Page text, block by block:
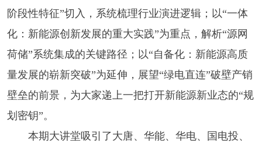
阶段性特征”切入，系统梳理行业演进逻辑；以“一体
化：新能源创新发展的重大实践”为重点，解析“源网
荷储”系统集成的关键路径；以“自备化：新能源高质
量发展的崭新突破”为延伸，展望“绿电直连”破壁产销
壁垒的前景，为大家递上一把打开新能源新业态的“规
划密钥”。
本期大讲堂吸引了大唐、华能、华电、国电投、